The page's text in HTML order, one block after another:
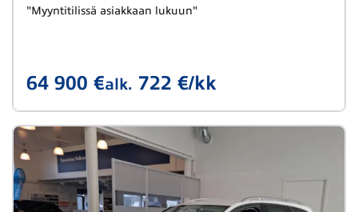
"Myyntitilissä asiakkaan lukuun"
64 900 €alk. 722 €/kk